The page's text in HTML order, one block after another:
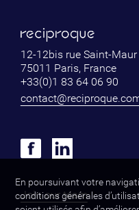
12-12bis rue Saint-Maur
75011 Paris, France
+33(0)1 83 64 06 90
Join our team
En poursuivant votre
conditions générales